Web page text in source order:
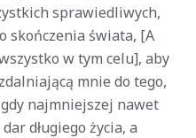
sprawiedliwych,
skończenia świata, [A
w tym celu], aby
mnie do tego,
najmniejszej nawet
długiego życia, a